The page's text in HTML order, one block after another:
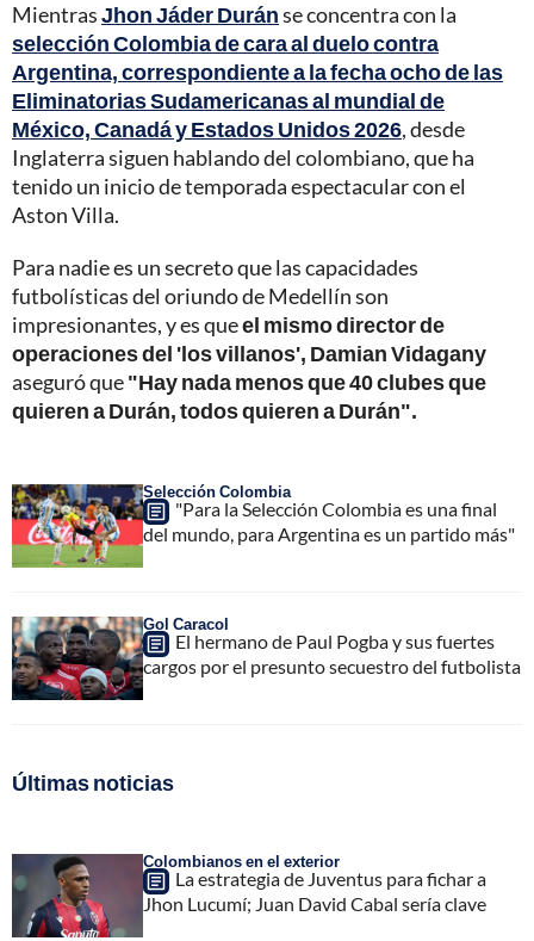
MientrasJhon Jáder Duránse concentra con la
selección Colombia de cara al duelo contra
Argentina, correspondiente a la fecha ocho de las
Eliminatorias Sudamericanas al mundial de
México, Canadá y Estados Unidos 2026, desde
Inglaterra siguen hablando del colombiano, que ha
tenido un inicio de temporada espectacular con el
Aston Villa.
Para nadie es un secreto que las capacidades
futbolísticas del oriundo de Medellín son
impresionantes, y es queel mismo director de
operaciones del 'los villanos', Damian Vidagany
aseguró que"Hay nada menos que 40 clubes que
quieren a Durán, todos quieren a Durán".
Selección Colombia
"Para la Selección Colombia es una final
del mundo, para Argentina es un partido más"
Gol Caracol
El hermano de Paul Pogba y sus fuertes
cargos por el presunto secuestro del futbolista
Últimas noticias
Colombianos en el exterior
La estrategia de Juventus para fichar a
Jhon Lucumí; Juan David Cabal sería clave